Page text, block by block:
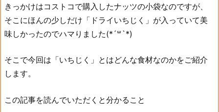
きっかけはコストコで購入したナッツの小袋なのですが、
そこにほんの少しだけ「ドライいちじく」が入っていて美
味しかったのでハマりました(*´꒳`*)
そこで今回は「いちじく」とはどんな食材なのかをご紹介
します。
この記事を読んでいただくと分かること